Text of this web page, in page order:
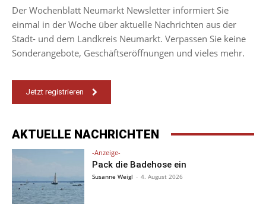
Der Wochenblatt Neumarkt Newsletter informiert Sie
einmal in der Woche über aktuelle Nachrichten aus der
Stadt- und dem Landkreis Neumarkt. Verpassen Sie keine
Sonderangebote, Geschäftseröffnungen und vieles mehr.
Jetzt registrieren
AKTUELLE NACHRICHTEN
-Anzeige-
Pack die Badehose ein
Susanne Weigl - 4. August 2026